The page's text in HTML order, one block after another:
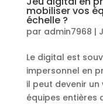
mobiliser vos
échelle ?
par admin7968 |
Le digital est
impersonnel en
il peut devenir
équipes entières